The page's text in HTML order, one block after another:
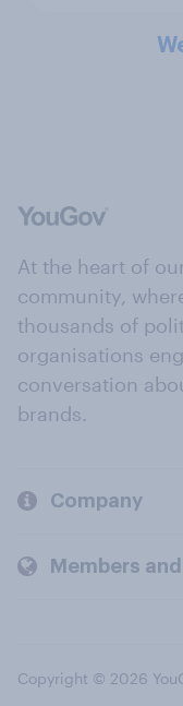
At the heart of
community,
thousands of
organisations
conversation
brands.
Company
Members
Copyright © 2026